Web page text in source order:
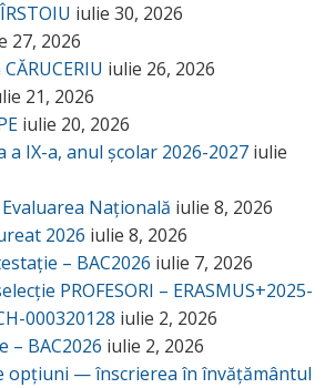
iulie 30, 2026
27, 2026
iulie 26, 2026
21, 2026
iulie 20, 2026
a IX-a, anul școlar 2026-2027 iulie
Națională iulie 8, 2026
2026 iulie 8, 2026
– BAC2026 iulie 7, 2026
PROFESORI – ERASMUS+2025-
000320128 iulie 2, 2026
– BAC2026 iulie 2, 2026
opțiuni — înscrierea în învățământul